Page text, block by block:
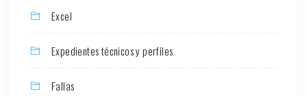
Excel
Expedientes técnicos y perfiles
Fallas